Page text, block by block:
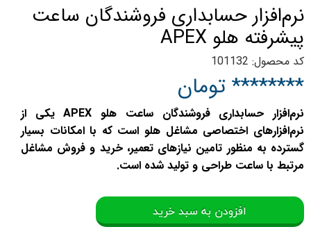
نرم‌افزار حسابداری فروشندگان ساعت
پیشرفته هلو APEX
کد محصول: 101132
******** تومان
نرم‌افزار حسابداری فروشندگان ساعت هلو APEX یکی از
نرم‌افزارهای اختصاصی مشاغل هلو است که با امکانات بسیار
گسترده به منظور تامین نیازهای تعمیر، خرید و فروش مشاغل
مرتبط با ساعت طراحی و تولید شده است.
افزودن به سبد خرید